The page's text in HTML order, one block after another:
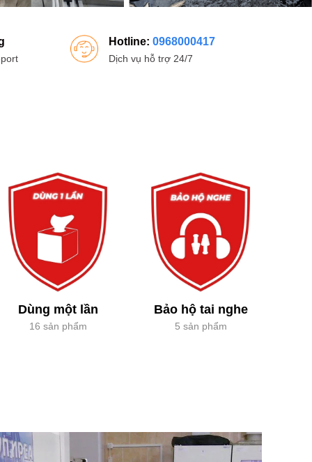
Hotline: 0968000417
Dịch vụ hỗ trợ 24/7
Dùng một lần
16 sản phẩm
Bảo hộ tai nghe
5 sản phẩm